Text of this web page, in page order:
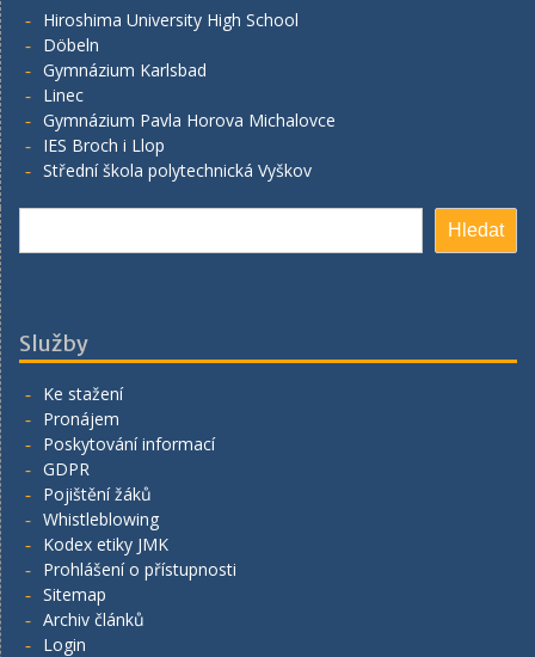
Hiroshima University High School
Döbeln
Gymnázium Karlsbad
Linec
Gymnázium Pavla Horova Michalovce
IES Broch i Llop
Střední škola polytechnická Vyškov
Hledat
Služby
Ke stažení
Pronájem
Poskytování informací
GDPR
Pojištění žáků
Whistleblowing
Kodex etiky JMK
Prohlášení o přístupnosti
Sitemap
Archiv článků
Login